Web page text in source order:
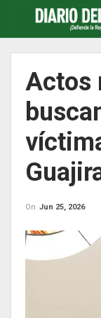
Actos
On Jun 25, 2026